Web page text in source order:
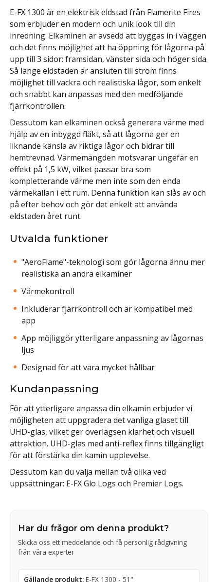
E-FX 1300 är en elektrisk eldstad från Flamerite Fires
som erbjuder en modern och unik look till din
inredning. Elkaminen är avsedd att byggas in i väggen
och det finns möjlighet att ha öppning för lågorna på
upp till 3 sidor: framsidan, vänster sida och höger sida.
Så länge eldstaden är ansluten till ström finns
möjlighet till vackra och realistiska lågor, som enkelt
och snabbt kan anpassas med den medföljande
fjärrkontrollen.
Dessutom kan elkaminen också generera värme med
hjälp av en inbyggd fläkt, så att lågorna ger en
liknande känsla av riktiga lågor och bidrar till
hemtrevnad. Värmemängden motsvarar ungefär en
effekt på 1,5 kW, vilket passar bra som
kompletterande värme men inte som den enda
värmekällan i ett rum. Denna funktion kan slås av och
på efter behov och gör det enkelt att använda
eldstaden året runt.
Utvalda funktioner
"AeroFlame"-teknologi som gör lågorna ännu mer
realistiska än andra elkaminer
Värmekontroll
Inkluderar fjärrkontroll och är kompatibel med
app
App möjliggör ytterligare anpassning av lågornas
ljus
Designad för att vara mycket hållbar
Kundanpassning
För att ytterligare anpassa din elkamin erbjuder vi
möjligheten att uppgradera det vanliga glaset till
UHD-glas, vilket ger överlägsen klarhet och visuell
attraktion. UHD-glas med anti-reflex finns tillgängligt
för att förstärka din kamin upplevelse.
Dessutom kan du välja mellan två olika ved
uppsättningar: E-FX Glo Logs och Premier Logs.
Har du frågor om denna produkt?
Skicka oss ett meddelande och få personlig rådgivning
från våra experter
Gällande produkt: E-FX 1300 - 51"